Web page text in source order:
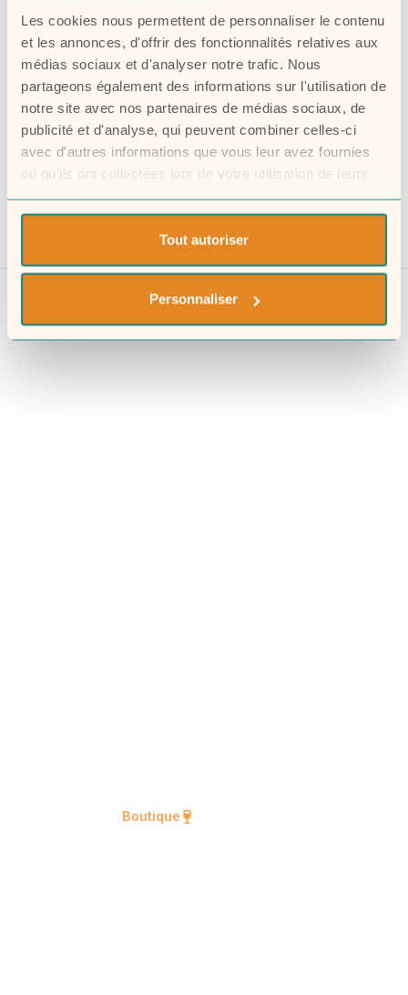
Les cookies nous permettent de personnaliser le contenu
et les annonces, d'offrir des fonctionnalités relatives aux
médias sociaux et d'analyser notre trafic. Nous
partageons également des informations sur l'utilisation de
notre site avec nos partenaires de médias sociaux, de
publicité et d'analyse, qui peuvent combiner celles-ci
avec d'autres informations que vous leur avez fournies
ou qu'ils ont collectées lors de votre utilisation de leurs
services.
Tout autoriser
Personnaliser
VOITURETTE - Vin de
France Sauvignon blanc
2024
6,50 €
FERDINAND LABARTHE -
Vin de France
Chardonnay blanc 2024
7,50€
Boutique